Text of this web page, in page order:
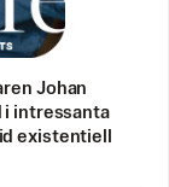
Johan
i intressanta
existentiell